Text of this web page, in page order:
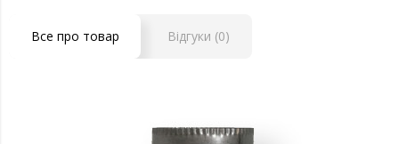
Все про товар Відгуки (0)